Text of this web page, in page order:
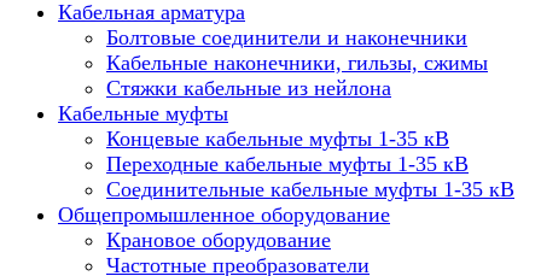
Кабельная арматура
Болтовые соединители и наконечники
Кабельные наконечники, гильзы, сжимы
Стяжки кабельные из нейлона
Кабельные муфты
Концевые кабельные муфты 1-35 кВ
Переходные кабельные муфты 1-35 кВ
Соединительные кабельные муфты 1-35 кВ
Общепромышленное оборудование
Крановое оборудование
Частотные преобразователи